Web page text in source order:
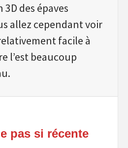
des épaves
allez cependant voir
facile à
l’est beaucoup
pas si récente